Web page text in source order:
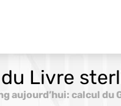
Livre
aujourd’hui: calcul du